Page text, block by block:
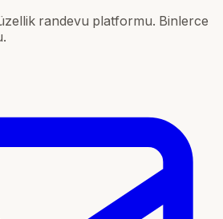
randevu platformu. Binlerce